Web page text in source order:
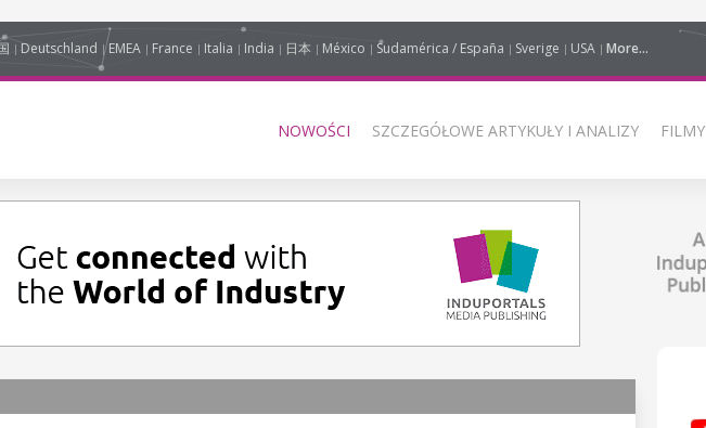
Deutschland EMEA France Italia India 日本 México Sudamérica / España Sverige USA More...
NOWOŚCI SZCZEGÓŁOWE ARTYKUŁY I ANALIZY FILMY